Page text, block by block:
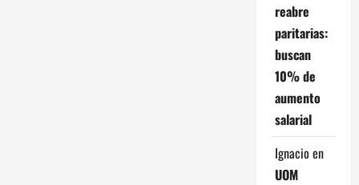
reabre
paritarias:
buscan
10% de
aumento
salarial
Ignacio en
UOM